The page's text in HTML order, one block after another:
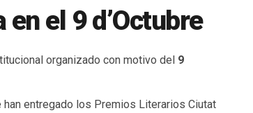
el 9 d’Octubre
organizado con motivo del 9
han entregado los Premios Literarios Ciutat